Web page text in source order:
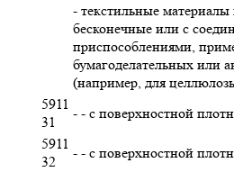
- текстильные
бесконечные или с
приспособлениями,
бумагоделательных или
(например, для
5911
31
- - с поверхностной
5911
32
- - с поверхностной